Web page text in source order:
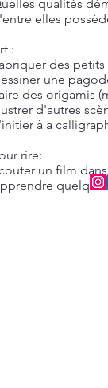
qualités
elles
:
des
une
des origamis
d'autres
à a
rire:
un film